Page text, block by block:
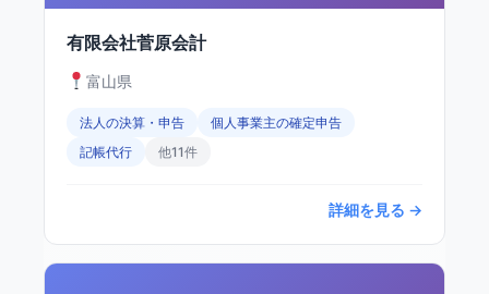
有限会社菅原会計
富山県
法人の決算・申告
個人事業主の確定申告
記帳代行
他11件
詳細を見る →